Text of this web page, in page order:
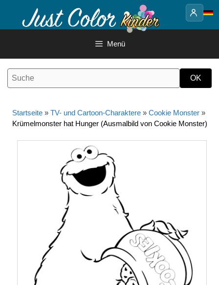
Inhalt
Menü
Startseite » TV- und Cartoon-Charaktere » Cookie Monster »
Krümelmonster hat Hunger (Ausmalbild von Cookie Monster)